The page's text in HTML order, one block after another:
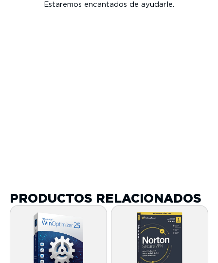
Estaremos encantados de ayudarle.
PRODUCTOS RELACIONADOS